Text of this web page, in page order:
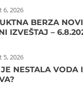
6, 2026
BERZA
IZVEŠTAJ –
5, 2026
NESTALA VODA